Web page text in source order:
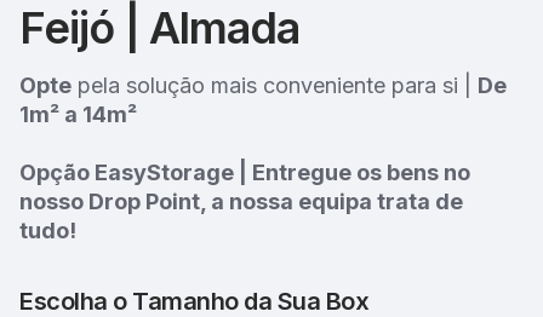
Feijó | Almada
Opte pela solução mais conveniente para si | De
1m² a 14m²
Opção EasyStorage | Entregue os bens no
nosso Drop Point, a nossa equipa trata de
tudo!
Escolha o Tamanho da Sua Box